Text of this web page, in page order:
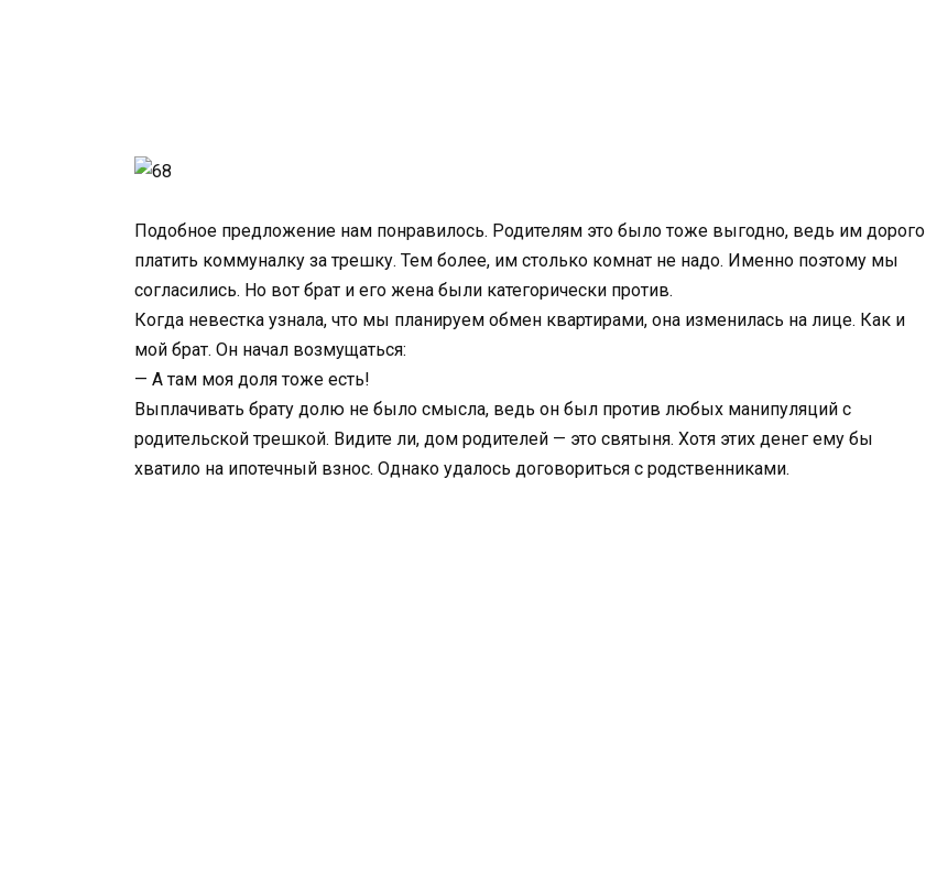
Подобное предложение нам понравилось. Родителям это было тоже выгодно, ведь им дорого
платить коммуналку за трешку. Тем более, им столько комнат не надо. Именно поэтому мы
согласились. Но вот брат и его жена были категорически против.
Когда невестка узнала, что мы планируем обмен квартирами, она изменилась на лице. Как и
мой брат. Он начал возмущаться:
— А там моя доля тоже есть!
Выплачивать брату долю не было смысла, ведь он был против любых манипуляций с
родительской трешкой. Видите ли, дом родителей — это святыня. Хотя этих денег ему бы
хватило на ипотечный взнос. Однако удалось договориться с родственниками.